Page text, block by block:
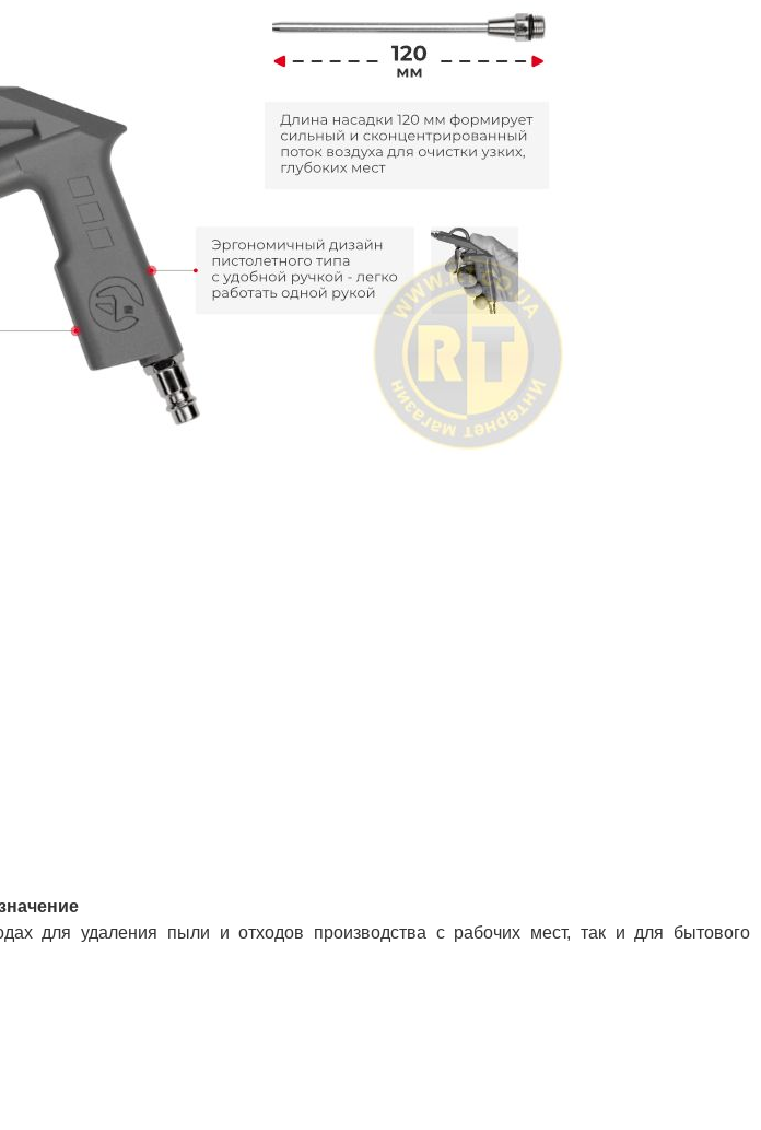
для удаления пыли и отходов производства с рабочих мест, так и для бытового